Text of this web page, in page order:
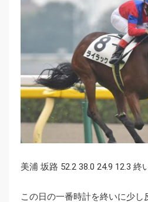
美浦 坂路 52.2 38.0 24.9 12.3 終
この日の一番時計を終いに少